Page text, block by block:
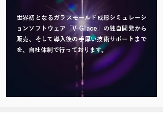
世界初となるガラスモールド成形シミュレーシ
ョンソフトウェア「V-Glace」の独自開発から
販売、そして導入後の手厚い技術サポートまで
を、自社体制で行っております。
read more